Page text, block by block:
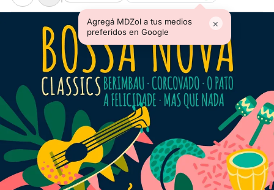
Agregá MDZol a tus medios
preferidos en Google
×